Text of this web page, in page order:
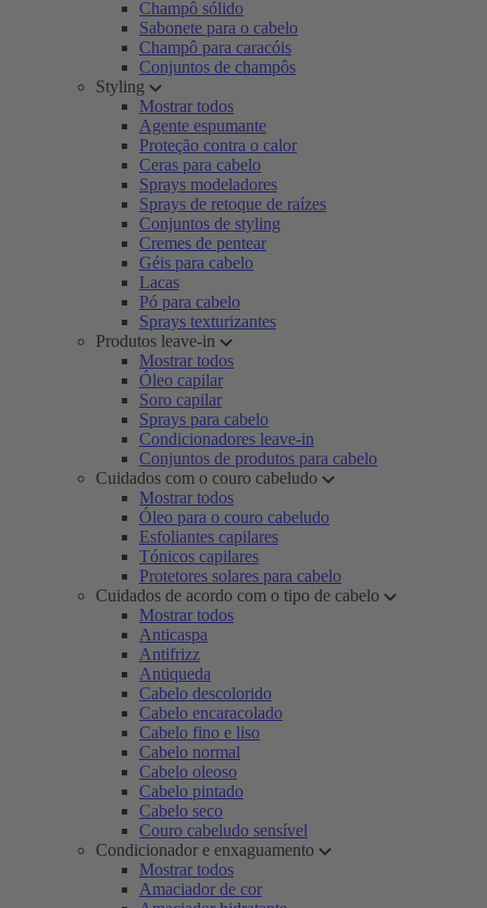
Champô sólido
Sabonete para o cabelo
Champô para caracóis
Conjuntos de champôs
Styling
Mostrar todos
Agente espumante
Proteção contra o calor
Ceras para cabelo
Sprays modeladores
Sprays de retoque de raízes
Conjuntos de styling
Cremes de pentear
Géis para cabelo
Lacas
Pó para cabelo
Sprays texturizantes
Produtos leave-in
Mostrar todos
Óleo capilar
Soro capilar
Sprays para cabelo
Condicionadores leave-in
Conjuntos de produtos para cabelo
Cuidados com o couro cabeludo
Mostrar todos
Óleo para o couro cabeludo
Esfoliantes capilares
Tónicos capilares
Protetores solares para cabelo
Cuidados de acordo com o tipo de cabelo
Mostrar todos
Anticaspa
Antifrizz
Antiqueda
Cabelo descolorido
Cabelo encaracolado
Cabelo fino e liso
Cabelo normal
Cabelo oleoso
Cabelo pintado
Cabelo seco
Couro cabeludo sensível
Condicionador e enxaguamento
Mostrar todos
Amaciador de cor